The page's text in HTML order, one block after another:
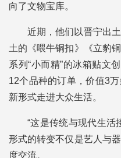
向了文物宝库。
近期，他们以晋宁出
土的《喂牛铜扣》《立豹
系列“小而精”的冰箱贴文
12个品种的订单，价值3
新形式走进大众生活。
“这是传统与现代生活
形式的转变不仅是艺人与
度交流。